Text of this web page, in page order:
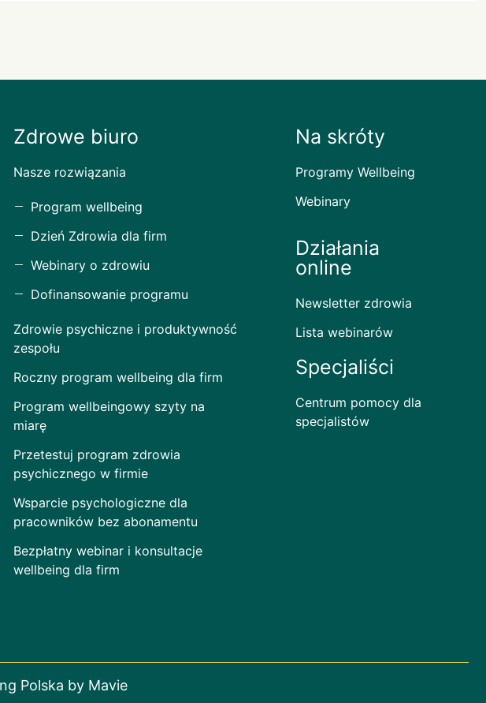
Zdrowe biuro
Nasze rozwiązania
Program wellbeing
Dzień Zdrowia dla firm
Webinary o zdrowiu
Dofinansowanie programu
Zdrowie psychiczne i produktywność
zespołu
Roczny program wellbeing dla firm
Program wellbeingowy szyty na
miarę
Przetestuj program zdrowia
psychicznego w firmie
Wsparcie psychologiczne dla
pracowników bez abonamentu
Bezpłatny webinar i konsultacje
wellbeing dla firm
Na skróty
Programy Wellbeing
Webinary
Działania
online
Newsletter zdrowia
Lista webinarów
Specjaliści
Centrum pomocy dla
specjalistów
Polska by Mavie